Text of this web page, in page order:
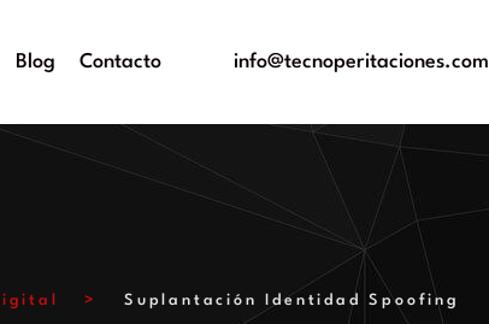
Blog Contacto info@tecnoperitaciones.com
> Suplantación Identidad Spoofing